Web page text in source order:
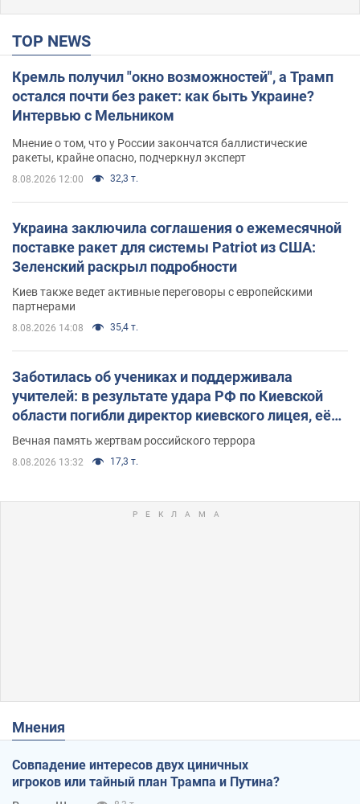
TOP NEWS
Кремль получил "окно возможностей", а Трамп
остался почти без ракет: как быть Украине?
Интервью с Мельником
Мнение о том, что у России закончатся баллистические
ракеты, крайне опасно, подчеркнул эксперт
8.08.2026 12:00 32,3 т.
Украина заключила соглашения о ежемесячной
поставке ракет для системы Patriot из США:
Зеленский раскрыл подробности
Киев также ведет активные переговоры с европейскими
партнерами
8.08.2026 14:08 35,4 т.
Заботилась об учениках и поддерживала
учителей: в результате удара РФ по Киевской
области погибли директор киевского лицея, её
муж и внук
Вечная память жертвам российского террора
8.08.2026 13:32 17,3 т.
Мнения
Совпадение интересов двух циничных
игроков или тайный план Трампа и Путина?